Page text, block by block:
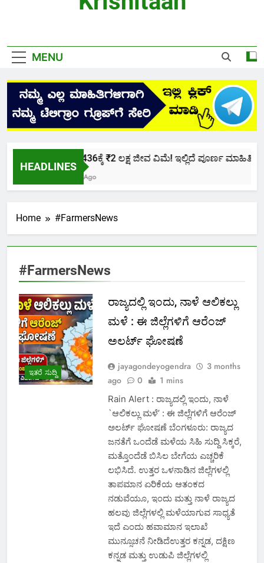
MENU
HEADLINES
ಕೇವಲ ₹436ಕ್ಕೆ ₹2 ಲಕ್ಷ ಜೀವ ವಿಮೆ! ಇಲ್ಲಿದೆ ಪೂರ್ಣ ಮಾಹಿತಿ.
Home #FarmersNews
#FarmersNews
ಇತರೆ ಸುದ್ದಿ
ರಾಜ್ಯದಲ್ಲಿ ಇಂದು, ನಾಳೆ ಆಲಿಕಲ್ಲು
ಮಳೆ : ಈ ಜಿಲ್ಲೆಗಳಿಗೆ ಆರೆಂಜ್
ಅಲರ್ಟ್ ಘೋಷಣೆ
jayagondeyogendra
3 months
ago
0 1 mins
Rain Alert : ರಾಜ್ಯದಲ್ಲಿ ಇಂದು, ನಾಳೆ
`ಆಲಿಕಲ್ಲು ಮಳೆ’ : ಈ ಜಿಲ್ಲೆಗಳಿಗೆ ಆರೆಂಜ್
ಅಲರ್ಟ್ ಘೋಷಣೆ ಬೆಂಗಳೂರು: ರಾಜ್ಯದ
ಜನತೆಗೆ ಒಂದೆಡೆ ಮಳೆಯ ಸಿಹಿ ಸುದ್ದಿ ಸಿಕ್ಕರೆ,
ಮತ್ತೊಂದೆಡೆ ಬಿಸಿಲ ಬೇಗೆಯ ಎಚ್ಚರಿಕೆ
ಲಭಿಸಿದೆ. ಉತ್ತರ ಒಳನಾಡಿನ ಜಿಲ್ಲೆಗಳಲ್ಲಿ
ತಾಪಮಾನ ಏರಿಕೆಯ ಆತಂಕದ
ನಡುವೆಯೂ, ಇಂದು ಮತ್ತು ನಾಳೆ ರಾಜ್ಯದ
ಹಲವು ಜಿಲ್ಲೆಗಳಲ್ಲಿ ಮಳೆಯಾಗುವ ಸಾಧ್ಯತೆ
ಇದೆ ಎಂದು ಹವಾಮಾನ ಇಲಾಖೆ
ಮುನ್ಸೂಚನೆ ನೀಡಿದೆಉತ್ತರ ಕನ್ನಡ, ದಕ್ಷಿಣ
ಕನ್ನಡ ಮತ್ತು ಉಡುಪಿ ಜಿಲ್ಲೆಗಳಲ್ಲಿ